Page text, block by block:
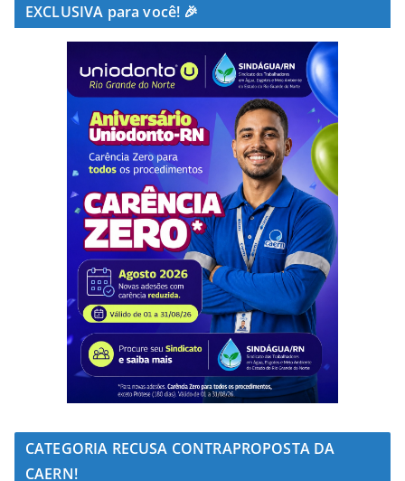
EXCLUSIVA para você! 🎉
CATEGORIA RECUSA CONTRAPROPOSTA DA
CAERN!